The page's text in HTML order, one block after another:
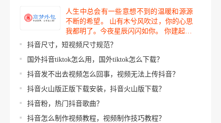
人生中总会有一些意想不到的温暖和源源
不断的希望。 山有木兮风吹过，你的心思
我都明了。今夜星辰闪闪如你。 你建起…
抖音尺寸，短视频尺寸规范？
国外抖音tiktok怎么用，国外tiktok怎么下载？
抖音发不出去视频怎么回事，视频无法上传抖音？
抖音火山版正版下载安装，抖音火山版下载？
抖音粉，热门抖音歌曲？
抖音怎么制作视频教程，视频制作技巧教程？